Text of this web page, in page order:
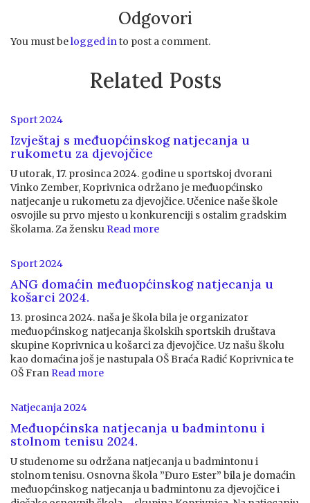
Odgovori
You must belogged into post a comment.
Related Posts
Sport 2024
Izvještaj s međuopćinskog natjecanja u
rukometu za djevojčice
U utorak, 17. prosinca 2024. godine u sportskoj dvorani
Vinko Zember, Koprivnica održano je međuopćinsko
natjecanje u rukometu za djevojčice. Učenice naše škole
osvojile su prvo mjesto u konkurenciji s ostalim gradskim
školama. Za žensku Read more
Sport 2024
ANG domaćin međuopćinskog natjecanja u
košarci 2024.
13. prosinca 2024. naša je škola bila je organizator
međuopćinskog natjecanja školskih sportskih društava
skupine Koprivnica u košarci za djevojčice. Uz našu školu
kao domaćina još je nastupala OŠ Braća Radić Koprivnica te
OŠ Fran Read more
Natjecanja 2024
Međuopćinska natjecanja u badmintonu i
stolnom tenisu 2024.
U studenome su održana natjecanja u badmintonu i
stolnom tenisu. Osnovna škola ”Đuro Ester” bila je domaćin
međuopćinskog natjecanja u badmintonu za djevojčice i